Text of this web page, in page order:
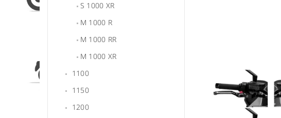
S 1000 XR
M 1000 R
M 1000 RR
M 1000 XR
1100
1150
1200